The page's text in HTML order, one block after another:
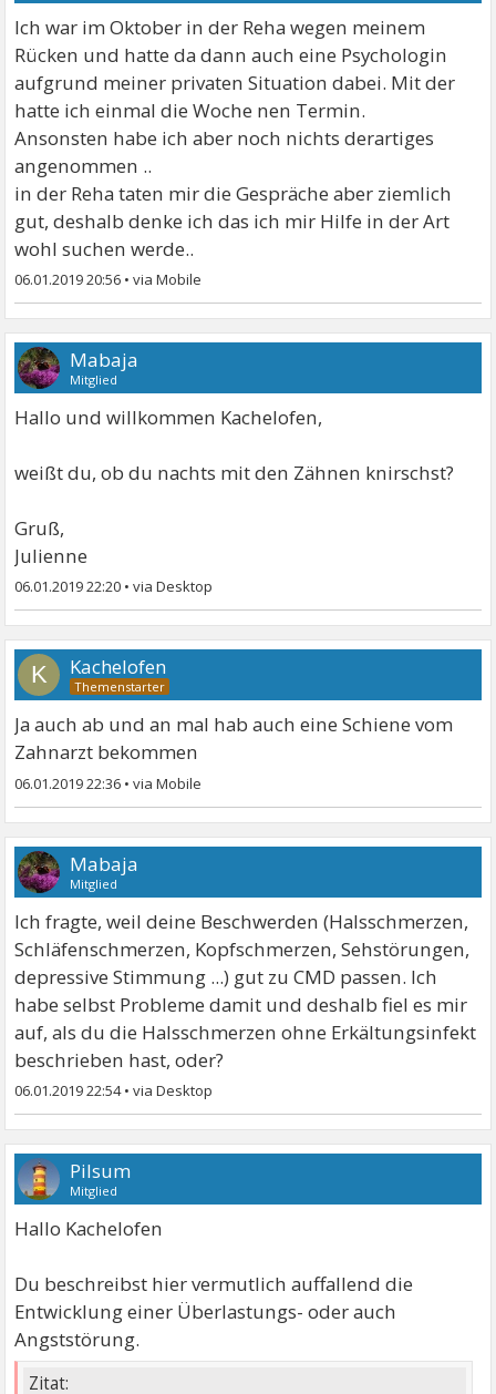
Ich war im Oktober in der Reha wegen meinem
Rücken und hatte da dann auch eine Psychologin
aufgrund meiner privaten Situation dabei. Mit der
hatte ich einmal die Woche nen Termin.
Ansonsten habe ich aber noch nichts derartiges
angenommen ..
in der Reha taten mir die Gespräche aber ziemlich
gut, deshalb denke ich das ich mir Hilfe in der Art
wohl suchen werde..
06.01.2019 20:56 •
Mabaja
Mitglied
Hallo und willkommen Kachelofen,
weißt du, ob du nachts mit den Zähnen knirschst?
Gruß,
Julienne
06.01.2019 22:20 •
K Kachelofen
Ja auch ab und an mal hab auch eine Schiene vom
Zahnarzt bekommen
06.01.2019 22:36 •
Mabaja
Mitglied
Ich fragte, weil deine Beschwerden (Halsschmerzen,
Schläfenschmerzen, Kopfschmerzen, Sehstörungen,
depressive Stimmung ...) gut zu CMD passen. Ich
habe selbst Probleme damit und deshalb fiel es mir
auf, als du die Halsschmerzen ohne Erkältungsinfekt
beschrieben hast, oder?
06.01.2019 22:54•
Pilsum
Mitglied
Hallo Kachelofen
Du beschreibst hier vermutlich auffallend die
Entwicklung einer Überlastungs- oder auch
Angststörung.
Zitat: